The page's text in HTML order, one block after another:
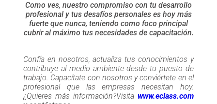
Como ves, nuestro compromiso con tu desarrollo
profesional y tus desafíos personales es hoy más
fuerte que nunca, teniendo como foco principal
cubrir al máximo tus necesidades de capacitación.
Confía en nosotros, actualiza tus conocimientos y
contribuye al medio ambiente desde tu puesto de
trabajo. Capacítate con nosotros y conviértete en el
profesional que las empresas necesitan hoy.
¿Quieres más información?Visita www.eclass.com